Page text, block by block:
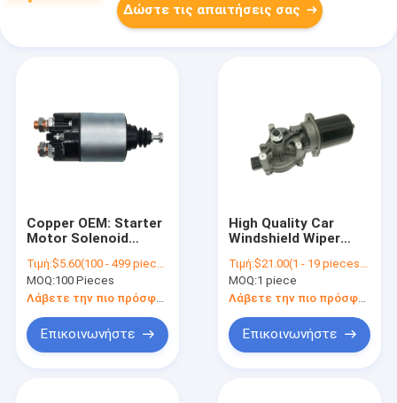
Δώστε τις απαιτήσεις σας
Copper OEM: Starter
Motor Solenoid
M373X07671,10070033,237845
Τιμή:$5.60(100 - 499 pieces) $5.30(500 - 999 pieces) $5.10(>=1000 pieces)
MOQ:100 Pieces
Λάβετε την πιο πρόσφατη τιμή
Επικοινωνήστε
High Quality Car
Windshield Wiper
Honda Civic 2006-
2011 Standard Size
76505-SNA-A01
76505-SNA-A02
76505SNAA01
76505SNAA02
Τιμή:$21.00(1 - 19 pieces) $19.00(20 - 99 pieces) $17.00(>=100 pieces)
MOQ:1 piece
Επικοινωνήστε